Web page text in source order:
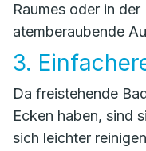
Raumes oder in
atemberaubende
3.
Da freistehende
Ecken haben, sind
sich leichter